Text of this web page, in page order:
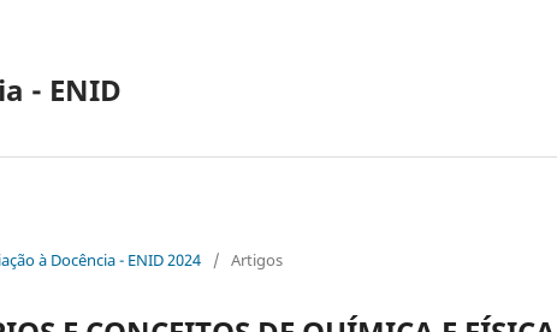
- ENID
à Docência - ENID 2024 / Artigos